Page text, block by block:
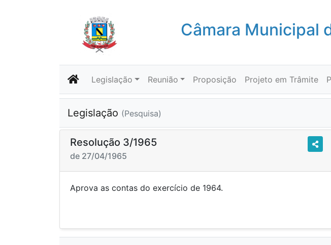
Câmara Municipal
Legislação Reunião Proposição Projeto em Trâmite
Legislação (Pesquisa)
Resolução 3/1965
de 27/04/1965
Aprova as contas do exercício de 1964.